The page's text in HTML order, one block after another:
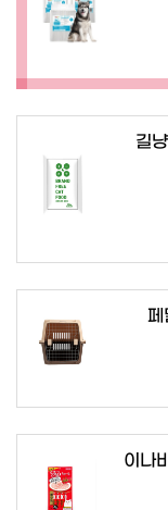
길
페
이나